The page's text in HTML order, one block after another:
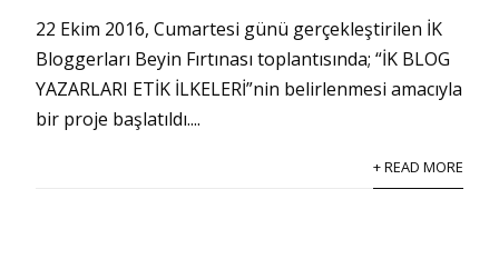
22 Ekim 2016, Cumartesi günü gerçekleştirilen İK
Bloggerları Beyin Fırtınası toplantısında; “İK BLOG
YAZARLARI ETİK İLKELERİ”nin belirlenmesi amacıyla
bir proje başlatıldı....
+ READ MORE